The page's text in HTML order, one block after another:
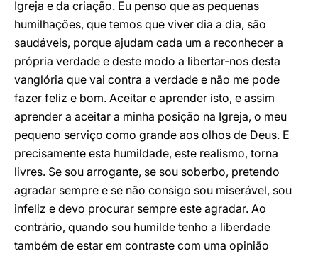
Igreja e da criação. Eu penso que as pequenas
humilhações, que temos que viver dia a dia, são
saudáveis, porque ajudam cada um a reconhecer a
própria verdade e deste modo a libertar-nos desta
vanglória que vai contra a verdade e não me pode
fazer feliz e bom. Aceitar e aprender isto, e assim
aprender a aceitar a minha posição na Igreja, o meu
pequeno serviço como grande aos olhos de Deus. E
precisamente esta humildade, este realismo, torna
livres. Se sou arrogante, se sou soberbo, pretendo
agradar sempre e se não consigo sou miserável, sou
infeliz e devo procurar sempre este agradar. Ao
contrário, quando sou humilde tenho a liberdade
também de estar em contraste com uma opinião